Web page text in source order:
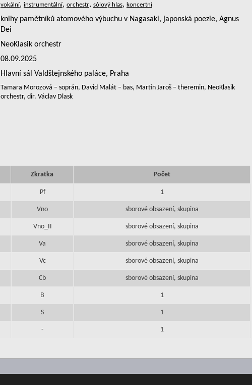
, , ,
,
knihy pamětníků atomového výbuchu v Nagasaki, japonská poezie, Agnus
Dei
NeoKlasik orchestr
08.09.2025
Hlavní sál Valdštejnského paláce, Praha
Tamara Morozová – soprán, David Malát – bas, Martin Jaroš – theremin, NeoKlasik
orchestr, dir. Václav Dlask
Zkratka Počet
Pf 1
Vno sborové obsazení, skupina
Vno_II sborové obsazení, skupina
Va sborové obsazení, skupina
Vc sborové obsazení, skupina
Cb sborové obsazení, skupina
B 1
S 1
- 1